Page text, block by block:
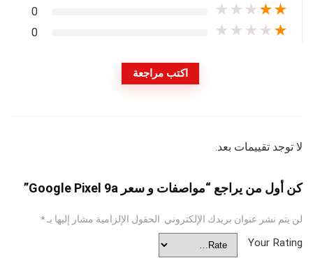
★
★
★
★
★
0
★
★
★
★
★
0
اكتب مراجعة
لا توجد تقييمات بعد.
كن أول من يراجع “مواصفات و سعر Google Pixel 9a”
لن يتم نشر عنوان بريدك الإلكتروني. الحقول الإلزامية مشار إليها بـ*
Your Rating